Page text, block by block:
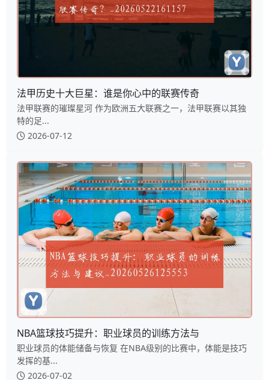
法甲历史十大巨星：谁是你心中的联赛传奇
法甲联赛的璀璨星河 作为欧洲五大联赛之一，法甲联赛以其独
特的足...
2026-07-12
NBA篮球技巧提升：职业球员的训练方法与
职业球员的体能储备与恢复 在NBA级别的比赛中，体能是技巧
发挥的基...
2026-07-02